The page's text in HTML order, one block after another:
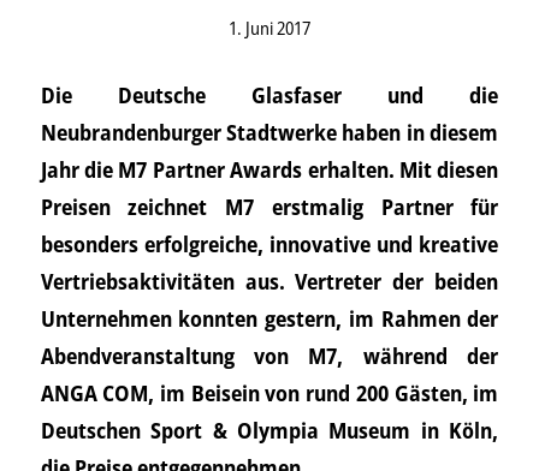
1. Juni 2017
Die Deutsche Glasfaser und die
Neubrandenburger Stadtwerke haben in diesem
Jahr die M7 Partner Awards erhalten. Mit diesen
Preisen zeichnet M7 erstmalig Partner für
besonders erfolgreiche, innovative und kreative
Vertriebsaktivitäten aus. Vertreter der beiden
Unternehmen konnten gestern, im Rahmen der
Abendveranstaltung von M7, während der
ANGA COM, im Beisein von rund 200 Gästen, im
Deutschen Sport & Olympia Museum in Köln,